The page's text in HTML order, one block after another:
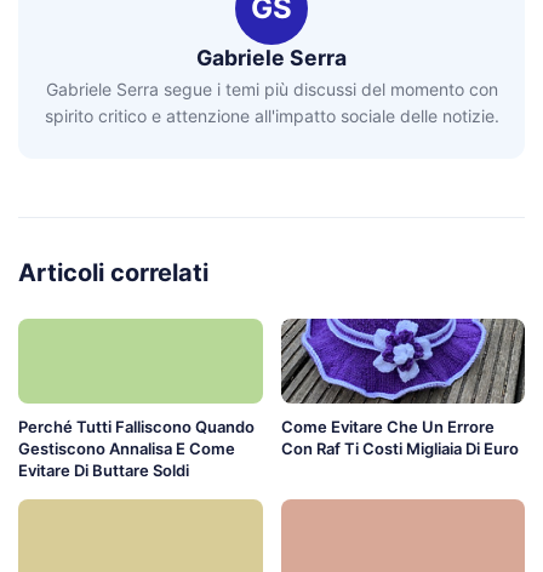
GS
Gabriele Serra
Gabriele Serra segue i temi più discussi del momento con
spirito critico e attenzione all'impatto sociale delle notizie.
Articoli correlati
Perché Tutti Falliscono Quando
Gestiscono Annalisa E Come
Evitare Di Buttare Soldi
Come Evitare Che Un Errore
Con Raf Ti Costi Migliaia Di Euro